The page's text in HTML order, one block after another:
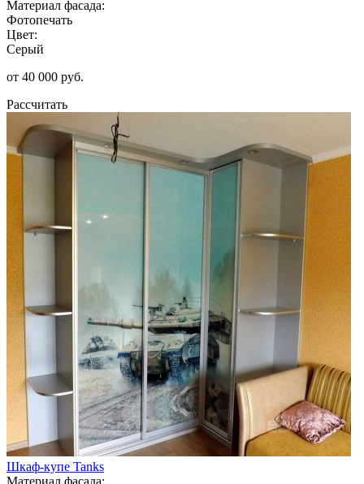
Материал фасада:
Фотопечать
Цвет:
Серый
от 40 000 руб.
Рассчитать
Шкаф-купе Tanks
Материал фасада: